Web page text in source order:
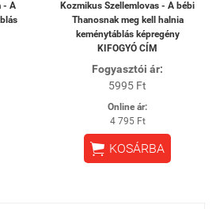
- A
Kozmikus Szellemlovas - A bébi
Thanosnak meg kell halnia
keménytáblás képregény
KIFOGYÓ CÍM
Fogyasztói ár:
5995 Ft
Online ár:
4 795 Ft
 KOSÁRBA